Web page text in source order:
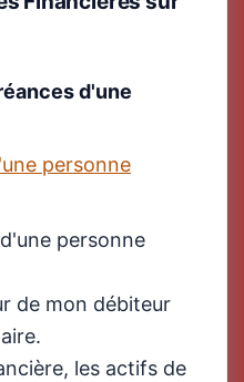
d'une
personne
personne
de mon débiteur
les actifs de